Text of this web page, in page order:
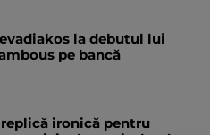
la debutul lui
pe bancă
ironică pentru